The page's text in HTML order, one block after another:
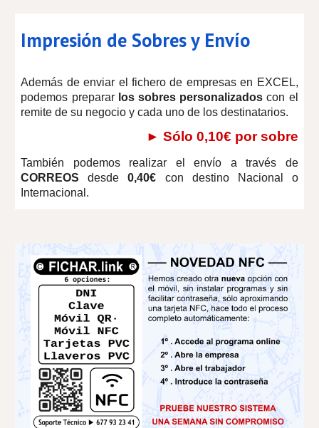
Impresión de Sobres y Envío
Además de enviar el fichero de empresas en EXCEL,
podemos preparar los sobres personalizados con el
remite de su negocio y cada uno de los destinatarios.
► Sólo 0,10€ porsobre
También podemos realizar el envío a través de
CORREOSdesde0,40€ con destino Nacional o
Internacional.